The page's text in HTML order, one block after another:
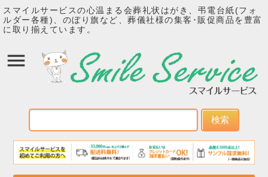
スマイルサービスの心温まる会葬礼状はがき、弔電台紙(フォ
ルダー各種)、のぼり旗など、葬儀社様の集客･販促商品を豊富
に取り揃えています。
検索